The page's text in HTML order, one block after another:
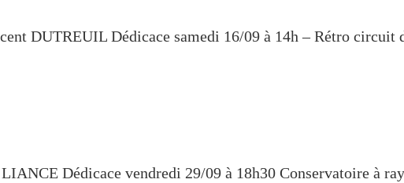
DUTREUIL Dédicace samedi 16/09 à 14h – Rétro circuit
Dédicace vendredi 29/09 à 18h30 Conservatoire à